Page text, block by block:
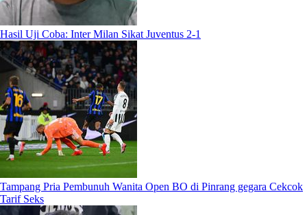
Hasil Uji Coba: Inter Milan Sikat Juventus 2-1
Tampang Pria Pembunuh Wanita Open BO di Pinrang gegara Cekcok
Tarif Seks